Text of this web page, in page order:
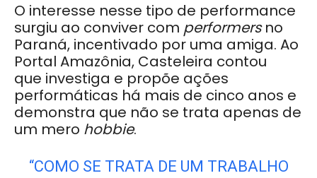
O interesse nesse tipo de performance
surgiu ao conviver com performersno
Paraná, incentivado por uma amiga. Ao
Portal Amazônia, Casteleira contou
que investiga e propõe ações
performáticas há mais de cinco anos e
demonstra que não se trata apenas de
um mero hobbie.
“COMO SE TRATA DE UM TRABALHO